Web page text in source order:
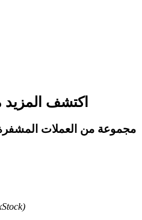
خدمة الاقتراض
اكتشف
مجموعة من العملات المشفرة